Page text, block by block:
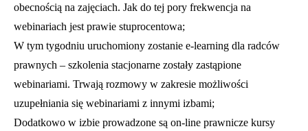
obecnością na zajęciach. Jak do tej pory frekwencja na
webinariach jest prawie stuprocentowa;
W tym tygodniu uruchomiony zostanie e-learning dla radców
prawnych – szkolenia stacjonarne zostały zastąpione
webinariami. Trwają rozmowy w zakresie możliwości
uzupełniania się webinariami z innymi izbami;
Dodatkowo w izbie prowadzone są on-line prawnicze kursy